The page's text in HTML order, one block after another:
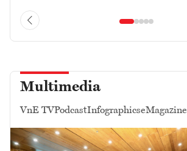
Multimedia
VnE TVPodcastInfographicseMagazine